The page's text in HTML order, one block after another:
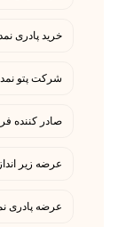
خرید پادری
شرکت پتو
صادر کننده
عرضه زیر
عرضه پادری